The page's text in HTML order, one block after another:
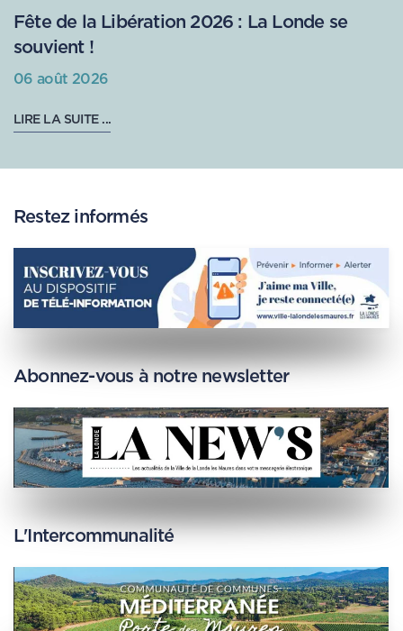
Fête de la Libération 2026 : La Londe se
souvient !
06 août 2026
LIRE LA SUITE ...
Restez informés
Abonnez-vous à notre newsletter
L'Intercommunalité